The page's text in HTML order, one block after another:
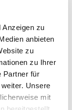
Anzeigen zu
anbieten
zu
zu Ihrer
Partner für
Unsere
mit